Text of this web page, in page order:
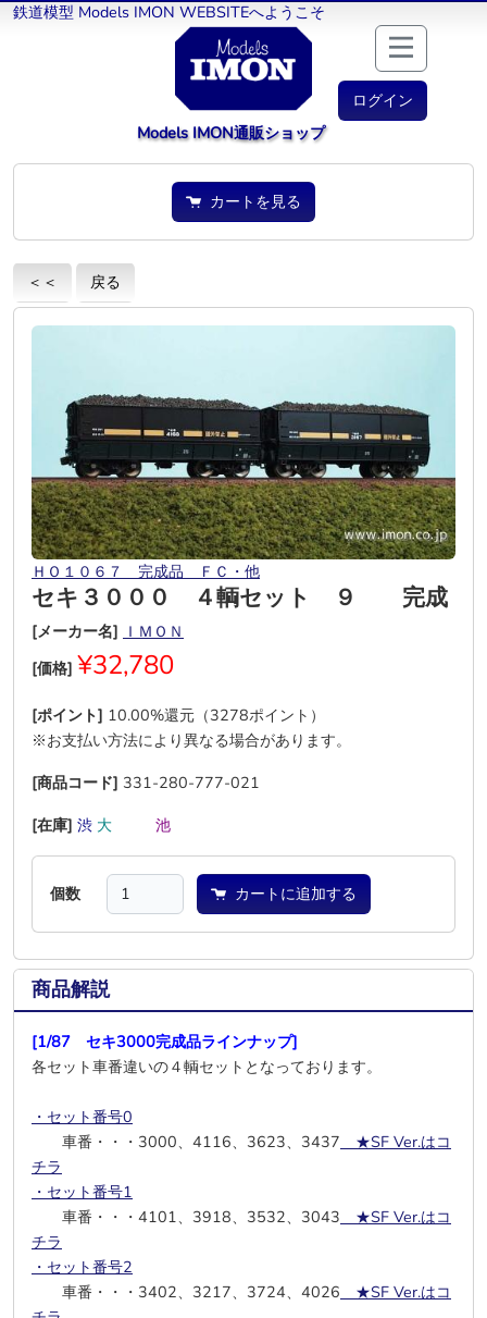
鉄道模型 Models IMON WEBSITEへようこそ
ログイン
Models IMON通販ショップ
カートを見る
＜＜ 戻る
ＨＯ１０６７ 完成品 ＦＣ・他
セキ３０００ ４輌セット ９ 完成
[メーカー名] ＩＭＯＮ
[価格] ¥32,780
[ポイント] 10.00%還元（3278ポイント）
※お支払い方法により異なる場合があります。
[商品コード] 331-280-777-021
[在庫] 渋 大 池
個数 カートに追加する
商品解説
[1/87 セキ3000完成品ラインナップ]
各セット車番違いの４輌セットとなっております。
・セット番号0
車番・・・3000、4116、3623、3437 ★SF Ver.はコ
チラ
・セット番号1
車番・・・4101、3918、3532、3043 ★SF Ver.はコ
チラ
・セット番号2
車番・・・3402、3217、3724、4026 ★SF Ver.はコ